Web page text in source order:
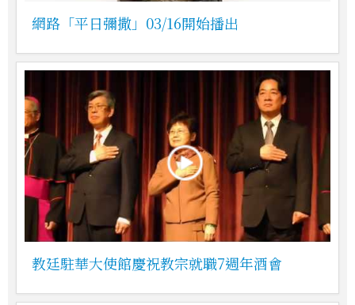
網路「平日彌撒」03/16開始播出
教廷駐華大使館慶祝教宗就職7週年酒會